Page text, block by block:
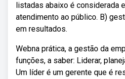
listadas abaixo é considerada
atendimento ao público. B)
em resultados.
Webna prática, a gestão da
funções, a saber: Liderar,
Um líder é um gerente que é